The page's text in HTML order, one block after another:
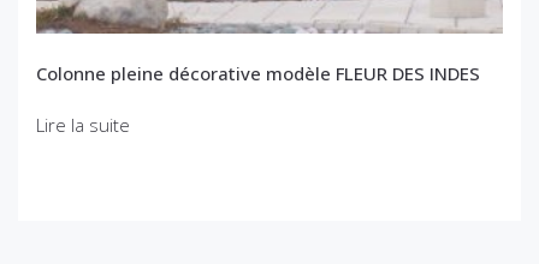
Colonne pleine décorative modèle FLEUR DES INDES
Lire la suite